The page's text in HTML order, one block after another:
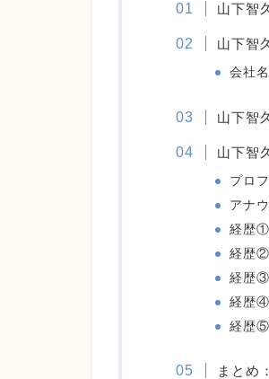
山下智
山下智
会社
山下智
山下智
プロ
アナ
経歴①
経歴②
経歴
経歴④
経歴⑤
まとめ